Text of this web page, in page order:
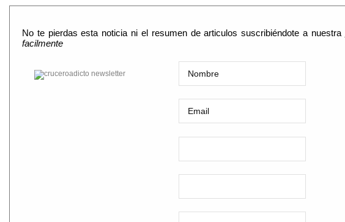
No te pierdas esta noticia ni el resumen de articulos suscribiéndote a nuestra
facilmente